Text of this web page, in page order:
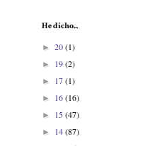
He dicho...
► 20(1)
► 19(2)
► 17(1)
► 16(16)
► 15(47)
► 14(87)